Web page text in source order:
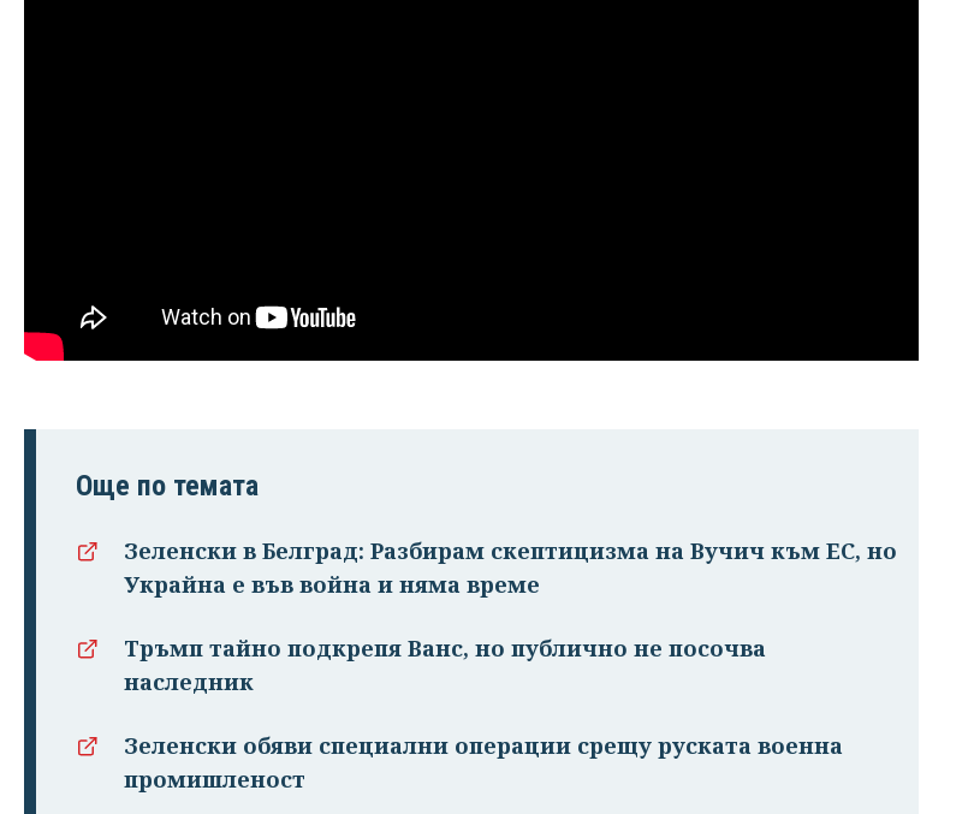
Още по темата
Зеленски в Белград: Разбирам скептицизма на Вучич към ЕС, но
Украйна е във война и няма време
Тръмп тайно подкрепя Ванс, но публично не посочва
наследник
Зеленски обяви специални операции срещу руската военна
промишленост